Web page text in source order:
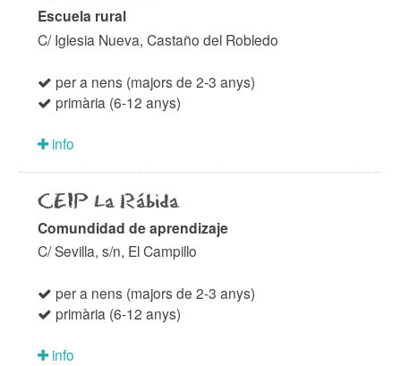
Escuela rural
C/ Iglesia Nueva, Castaño del Robledo
per a nens (majors de 2-3 anys)
primària (6-12 anys)
info
CEIP La Rábida
Comundidad de aprendizaje
C/ Sevilla, s/n, El Campillo
per a nens (majors de 2-3 anys)
primària (6-12 anys)
info